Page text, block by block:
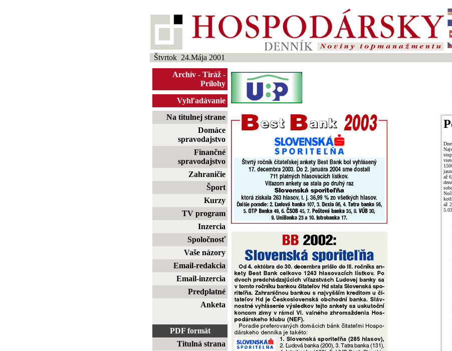
Štvrtok 24.Mája 2001
Archív - Tiráž -
Prílohy
Vyhľadávanie
Na titulnej strane
Domáce
spravodajstvo
Finančné
spravodajstvo
Zahraničie
Šport
Kurzy
TV program
Inzercia
Spoločnosť
Vaše názory
Email-redakcia
Email-inzercia
Predplatné
Anketa
PDF formát
Titulná strana
až
až